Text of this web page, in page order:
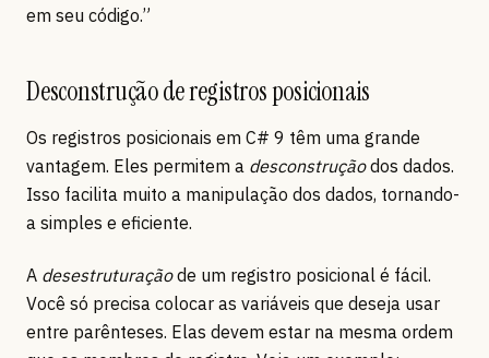
em seu código.”
Desconstrução de registros posicionais
Os registros posicionais em C# 9 têm uma grande
vantagem. Eles permitem a desconstruçãodos dados.
Isso facilita muito a manipulação dos dados, tornando-
a simples e eficiente.
A desestruturaçãode um registro posicional é fácil.
Você só precisa colocar as variáveis que deseja usar
entre parênteses. Elas devem estar na mesma ordem